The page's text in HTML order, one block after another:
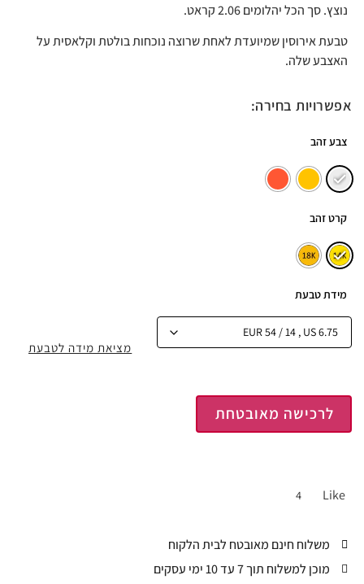
נוצץ. סך הכל יהלומים 2.06 קראט.
טבעת אירוסין שמיועדת לאחת שרוצה נוכחות בולטת וקלאסית על
האצבע שלה.
אפשרויות בחירה:
צבע זהב
קרט זהב
מידת טבעת
לרכישה מאובטחת
Like
מציאת מידה לטבעת
משלוח חינם מאובטח לבית הלקוח
מוכן למשלוח תוך 7 עד 10 ימי עסקים